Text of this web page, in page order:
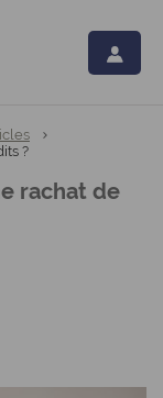
?
rachat de